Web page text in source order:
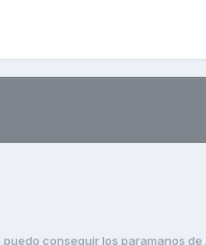
conseguir los paramanos de